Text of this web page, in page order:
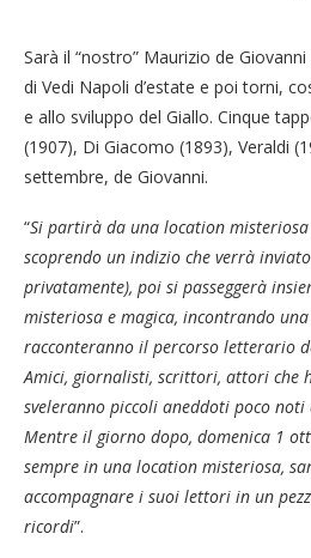
Sarà il “nostro” Maurizio de
di Vedi Napoli d’estate e poi torni,
e allo sviluppo del Giallo. Cinque
(1907), Di Giacomo (1893), Veraldi
settembre, de Giovanni.
“Si partirà da una location
scoprendo un indizio che verrà
privatamente), poi si passeggerà
misteriosa e magica, incontrando
racconteranno il percorso letterario
Amici, giornalisti, scrittori, attori che
sveleranno piccoli aneddoti poco
Mentre il giorno dopo, domenica 1
sempre in una location misteriosa,
accompagnare i suoi lettori in un
ricordi”.